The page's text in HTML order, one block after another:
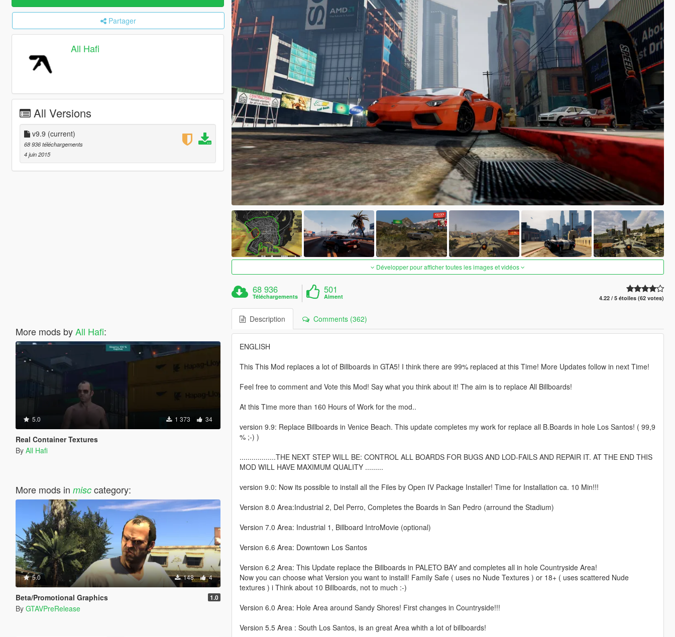
Partager
All Hafi
All Versions
v9.9 (current)
68 936 téléchargements
4 juin 2015
More mods byAll Hafi:
5.0 1 373 34
Real Container Textures
By All Hafi
More mods in misccategory:
5.0 148 4
Beta/Promotional Graphics 1.0
By GTAVPreRelease
Développer pour afficher toutes les images et vidéos
68 936
Téléchargements
501
Aiment 4.22 / 5 étoiles (62 votes)
Description Comments (362)
ENGLISH
This This Mod replaces a lot of Billboards in GTA5! I think there are 99% replaced at this Time! More Updates follow in next Time!
Feel free to comment and Vote this Mod! Say what you think about it! The aim is to replace All Billboards!
At this Time more than 160 Hours of Work for the mod..
version 9.9: Replace Billboards in Venice Beach. This update completes my work for replace all B.Boards in hole Los Santos! ( 99,9
% ;-) )
..................THE NEXT STEP WILL BE: CONTROL ALL BOARDS FOR BUGS AND LOD-FAILS AND REPAIR IT. AT THE END THIS
MOD WILL HAVE MAXIMUM QUALITY .........
version 9.0: Now its possible to install all the Files by Open IV Package Installer! Time for Installation ca. 10 Min!!!
Version 8.0 Area:Industrial 2, Del Perro, Completes the Boards in San Pedro (arround the Stadium)
Version 7.0 Area: Industrial 1, Billboard IntroMovie (optional)
Version 6.6 Area: Downtown Los Santos
Version 6.2 Area: This Update replace the Billboards in PALETO BAY and completes all in hole Countryside Area!
Now you can choose what Version you want to install! Family Safe ( uses no Nude Textures ) or 18+ ( uses scattered Nude
textures ) i Think about 10 Billboards, not to much :-)
Version 6.0 Area: Hole Area around Sandy Shores! First changes in Countryside!!!
Version 5.5 Area : South Los Santos, is an great Area whith a lot of billboards!